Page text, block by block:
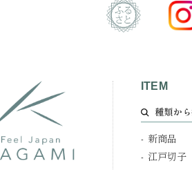
ITEM
種類か
新商品
江戸切子